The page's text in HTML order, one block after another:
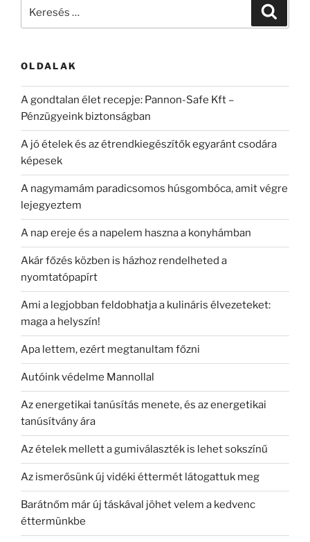
OLDALAK
A gondtalan élet recepje: Pannon-Safe Kft –
Pénzügyeink biztonságban
A jó ételek és az étrendkiegészítők egyaránt csodára
képesek
A nagymamám paradicsomos húsgombóca, amit végre
lejegyeztem
A nap ereje és a napelem haszna a konyhámban
Akár főzés közben is házhoz rendelheted a
nyomtatópapírt
Ami a legjobban feldobhatja a kulináris élvezeteket:
maga a helyszín!
Apa lettem, ezért megtanultam főzni
Autóink védelme Mannollal
Az energetikai tanúsítás menete, és az energetikai
tanúsítvány ára
Az ételek mellett a gumiválaszték is lehet sokszínű
Az ismerősünk új vidéki éttermét látogattuk meg
Barátnőm már új táskával jöhet velem a kedvenc
éttermünkbe